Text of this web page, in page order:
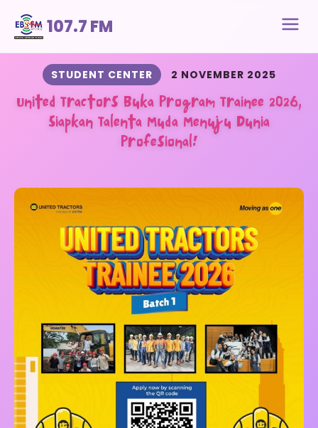
107.7 FM
STUDENT CENTER 2 NOVEMBER 2025
United Tractors Buka Program Trainee 2026,
Siapkan Talenta Muda Menuju Dunia
Profesional!